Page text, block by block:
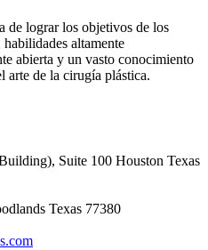
de lograr los objetivos de los
altamente
abierta y un vasto conocimiento
arte de la cirugía plástica.
Suite 100 Houston Texas
Texas 77380